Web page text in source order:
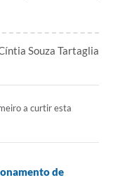
Souza Tartaglia
a curtir esta
de